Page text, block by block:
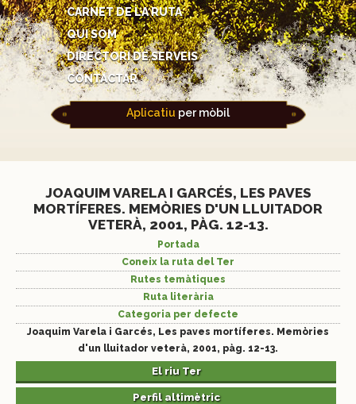
CARNET DE LA RUTA
QUI SOM
DIRECTORI DE SERVEIS
CONTACTAR
Aplicatiu per mòbil
JOAQUIM VARELA I GARCÉS, LES PAVES
MORTÍFERES. MEMÒRIES D'UN LLUITADOR
VETERÀ, 2001, PÀG. 12-13.
Portada
Coneix la ruta del Ter
Rutes temàtiques
Ruta literària
Categoria per defecte
Joaquim Varela i Garcés, Les paves mortíferes. Memòries
d'un lluitador veterà, 2001, pàg. 12-13.
El riu Ter
Perfil altimètric